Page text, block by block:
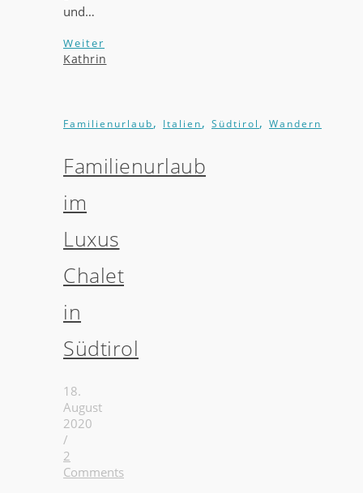
und…
Weiter
Kathrin
Familienurlaub, Italien, Südtirol , Wandern
Familienurlaub
im
Luxus
Chalet
in
Südtirol
18.
August
2020
/
2
Comments